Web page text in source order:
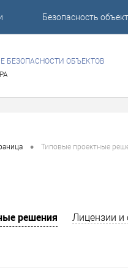
Безопасность
БЕЗОПАСНОСТИ ОБЪЕКТОВ
• Типовые проектные
решения Лицензии и